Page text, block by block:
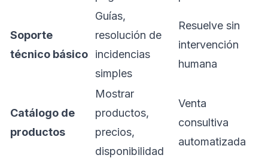
Soporte
técnico básico
Guías,
resolución de
incidencias
simples
Resuelve sin
intervención
humana
Catálogo de
productos
Mostrar
productos,
precios,
disponibilidad
Venta
consultiva
automatizada